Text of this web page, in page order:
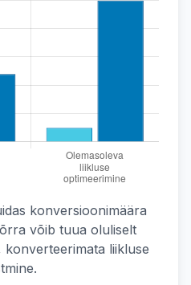
konversioonimäära
võib tuua oluliselt
liikluse